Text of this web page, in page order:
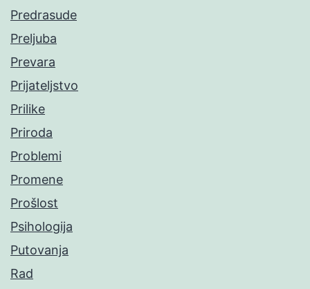
Predrasude
Preljuba
Prevara
Prijateljstvo
Prilike
Priroda
Problemi
Promene
Prošlost
Psihologija
Putovanja
Rad